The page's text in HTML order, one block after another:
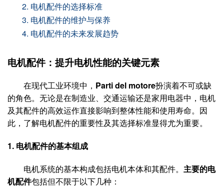
2. 电机配件的选择标准
3. 电机配件的维护与保养
4. 电机配件的未来发展趋势
电机配件：提升电机性能的关键元素
在现代工业环境中， Parti del motore扮演着不可或缺
的角色。无论是在制造业、交通运输还是家用电器中，电机
及其配件的高效运作直接影响到整体性能和使用寿命。因
此，了解电机配件的重要性及其选择标准显得尤为重要。
1. 电机配件的基本组成
电机系统的基本构成包括电机本体和其配件。 主要的电
机配件包括但不限于以下几种：